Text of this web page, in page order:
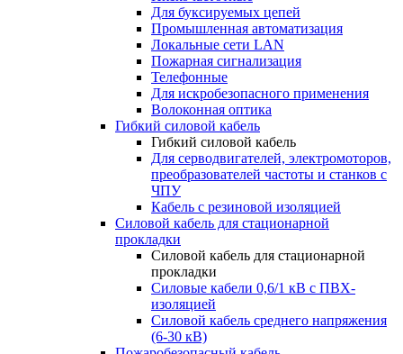
Для буксируемых цепей
Промышленная автоматизация
Локальные сети LAN
Пожарная сигнализация
Телефонные
Для искробезопасного применения
Волоконная оптика
Гибкий силовой кабель
Гибкий силовой кабель
Для серводвигателей, электромоторов,
преобразователей частоты и станков с
ЧПУ
Кабель с резиновой изоляцией
Силовой кабель для стационарной
прокладки
Силовой кабель для стационарной
прокладки
Силовые кабели 0,6/1 кВ с ПВХ-
изоляцией
Силовой кабель среднего напряжения
(6-30 кВ)